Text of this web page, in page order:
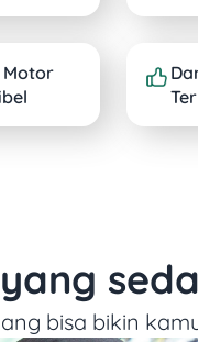
Motor
bisa bikin